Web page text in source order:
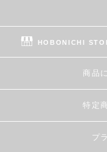
HOBONICHI
商品
特定
プ